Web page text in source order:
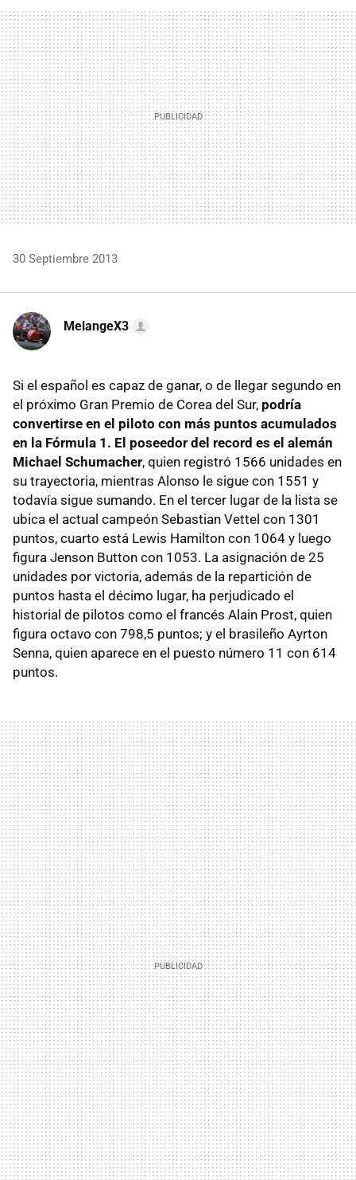
MAIL
30 Septiembre 2013
MelangeX3
Si el español es capaz de ganar, o de llegar segundo en
el próximo Gran Premio de Corea del Sur, podría
convertirse en el piloto con más puntos acumulados
en la Fórmula 1. El poseedor del record es el alemán
Michael Schumacher, quien registró 1566 unidades en
su trayectoria, mientras Alonso le sigue con 1551 y
todavía sigue sumando. En el tercer lugar de la lista se
ubica el actual campeón Sebastian Vettel con 1301
puntos, cuarto está Lewis Hamilton con 1064 y luego
figura Jenson Button con 1053. La asignación de 25
unidades por victoria, además de la repartición de
puntos hasta el décimo lugar, ha perjudicado el
historial de pilotos como el francés Alain Prost, quien
figura octavo con 798,5 puntos; y el brasileño Ayrton
Senna, quien aparece en el puesto número 11 con 614
puntos.